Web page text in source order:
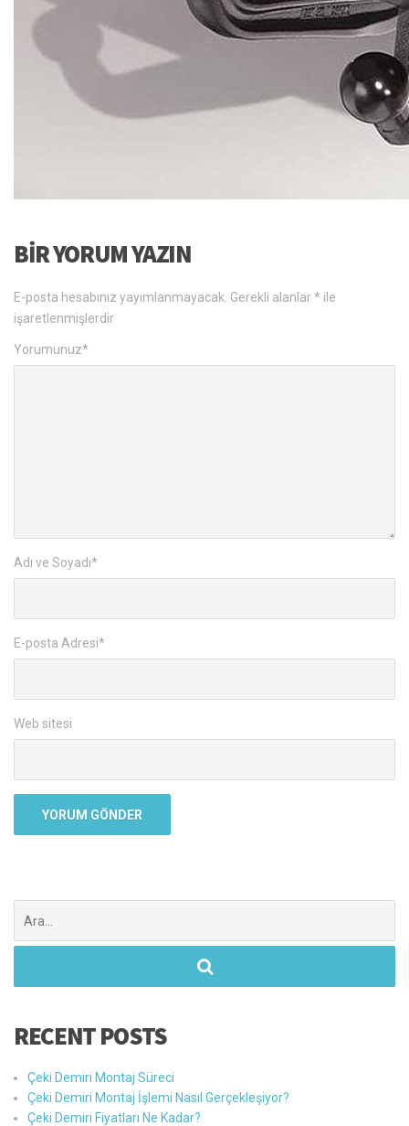
BIR YORUM YAZIN
E-posta hesabınız yayımlanmayacak. Gerekli alanlar* ile
işaretlenmişlerdir
Yorumunuz*
Adı ve Soyadı*
E-posta Adresi*
Web sitesi
ara:
RECENT POSTS
Çeki Demiri Montaj Süreci
Çeki Demiri Montaj İşlemi Nasıl Gerçekleşiyor?
Çeki Demiri Fiyatları Ne Kadar?